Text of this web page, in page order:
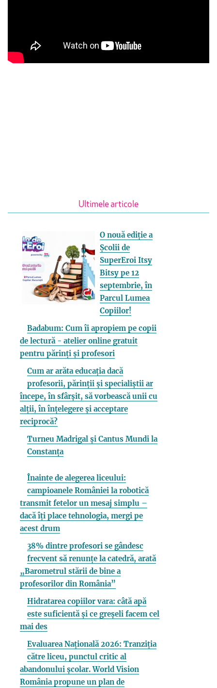
Ultimele articole
O nouă ediție a
Școlii de
SuperEroi Itsy
Bitsy pe 12
septembrie, în
Parcul Lumea
Copiilor!
Badabum: Cum îi apropiem pe copii
de lectură - atelier online gratuit
pentru părinți și profesori
Cum ar arăta educația dacă
profesorii, părinții și specialiștii ar
începe, în sfârșit, să vorbească unii cu
alții, în înțelegere și acceptare
reciprocă?
Turneu Madrigal și Cantus Mundi la
Constanța
Înainte de alegerea liceului:
campioanele României la robotică
transmit fetelor un mesaj simplu –
dacă îți place tehnologia, mergi pe
acest drum
38% dintre profesori se gândesc
frecvent să renunțe la catedră, arată
„Barometrul stării de bine a
profesorilor din România”
Hidratarea copiilor vara: câtă apă
este suficientă și ce greșeli facem cel
mai des
Evaluarea Națională 2026: Tranziția
către liceu, punctul critic al
abandonului școlar. World Vision
România propune un plan de